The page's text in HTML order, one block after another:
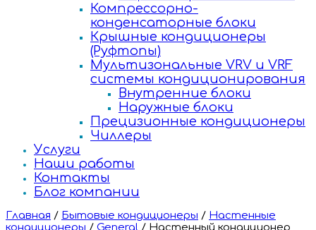
Компрессорно-
конденсаторные блоки
Крышные кондиционеры
(Руфтопы)
Мультизональные VRV и VRF
системы кондиционирования
Внутренние блоки
Наружные блоки
Прецизионные кондиционеры
Чиллеры
Услуги
Наши работы
Контакты
Блог компании
Главная / Бытовые кондиционеры / Настенные
кондиционеры / General / Настенный кондиционер